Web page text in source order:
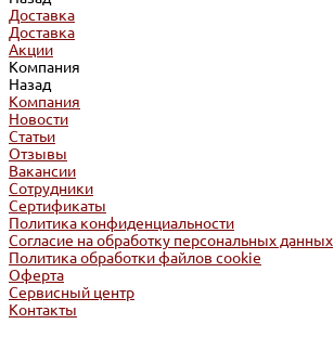
Доставка
Доставка
Акции
Компания
Назад
Компания
Новости
Статьи
Отзывы
Вакансии
Сотрудники
Сертификаты
Политика конфиденциальности
Согласие на обработку персональных данных
Политика обработки файлов cookie
Оферта
Сервисный центр
Контакты